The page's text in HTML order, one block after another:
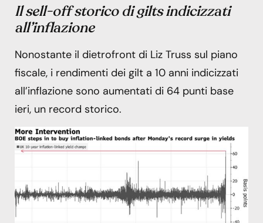
Il sell-off storico di gilts indicizzati
all’inflazione
Nonostante il dietrofront di Liz Truss sul piano
fiscale, i rendimenti dei gilt a 10 anni indicizzati
all’inflazione sono aumentati di 64 punti base
ieri, un record storico.